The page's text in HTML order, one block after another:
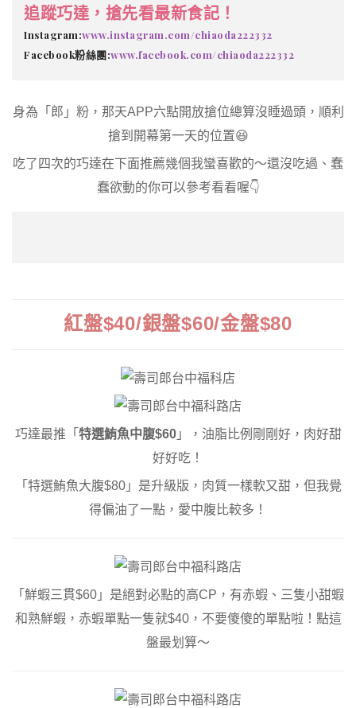
追蹤巧達，搶先看最新食記！
Instagram:www.instagram.com/chiaoda222332
Facebook粉絲團:www.facebook.com/chiaoda222332
身為「郎」粉，那天APP六點開放搶位總算沒睡過頭，順利
搶到開幕第一天的位置😆
吃了四次的巧達在下面推薦幾個我蠻喜歡的～還沒吃過、蠢
蠢欲動的你可以參考看看喔👇
紅盤$40/銀盤$60/金盤$80
巧達最推「 特選鮪魚中腹$60」，油脂比例剛剛好，肉好甜
好好吃！
「特選鮪魚大腹$80」是升級版，肉質一樣軟又甜，但我覺
得偏油了一點，愛中腹比較多！
「鮮蝦三貫$60」是絕對必點的高CP，有赤蝦、三隻小甜蝦
和熟鮮蝦，赤蝦單點一隻就$40，不要傻傻的單點啦！點這
盤最划算～